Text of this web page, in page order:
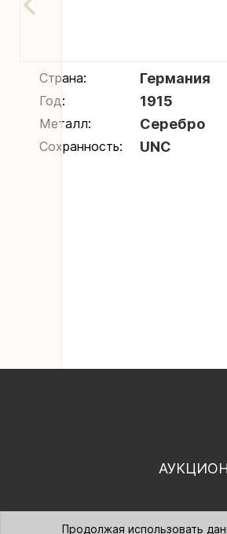
Страна: Германия
Год: 1915
Металл: Серебро
Сохранность: UNC
АУКЦИОН
Продолжая использовать